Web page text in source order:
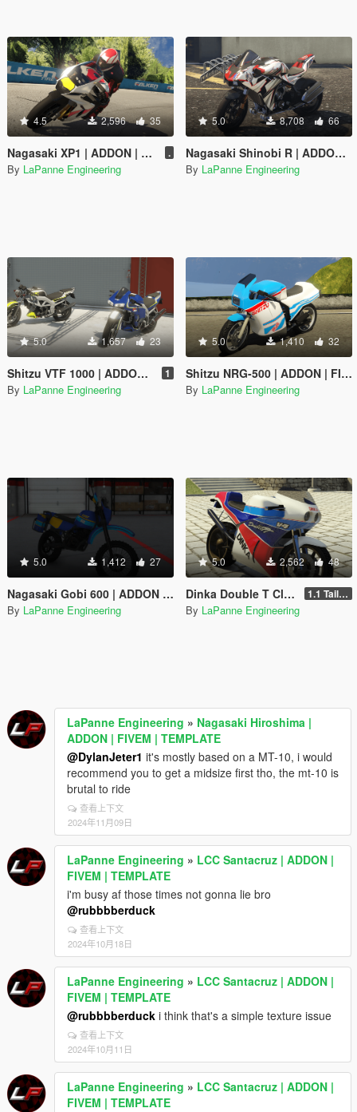
4.5 2,596 35
Nagasaki XP1 | ADDON | FIVEM | TEMPLATE .
By LaPanne Engineering
5.0 8,708 66
Nagasaki Shinobi R | ADDON | FIVEM | TEMPLATE
By LaPanne Engineering
5.0 1,657 23
Shitzu VTF 1000 | ADDON | FIVEM | TEMPLATE 1
By LaPanne Engineering
5.0 1,410 32
Shitzu NRG-500 | ADDON | FIVEM | TEMPLATE
By LaPanne Engineering
5.0 1,412 27
Nagasaki Gobi 600 | ADDON | FIVEM | TEMPLATE
By LaPanne Engineering
5.0 2,562 48
Dinka Double T Classic | ADDON | FIVEM | TEMPLATE 1.1 Taillight fix
By LaPanne Engineering
LaPanne Engineering » Nagasaki Hiroshima |
ADDON | FIVEM | TEMPLATE
@DylanJeter1 it's mostly based on a MT-10, i would
recommend you to get a midsize first tho, the mt-10 is
brutal to ride
查看上下文
2024年11月09日
LaPanne Engineering » LCC Santacruz | ADDON |
FIVEM | TEMPLATE
i'm busy af those times not gonna lie bro
@rubbbberduck
查看上下文
2024年10月18日
LaPanne Engineering » LCC Santacruz | ADDON |
FIVEM | TEMPLATE
@rubbbberduck i think that's a simple texture issue
查看上下文
2024年10月11日
LaPanne Engineering » LCC Santacruz | ADDON |
FIVEM | TEMPLATE